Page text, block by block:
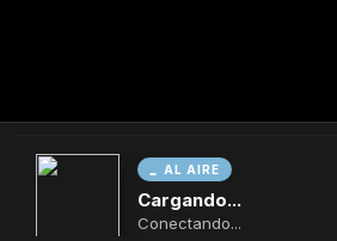
AL AIRE
Cargando...
Conectando...